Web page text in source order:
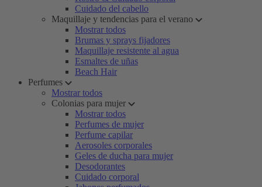
Cuidado del cabello
Maquillaje y tendencias para el verano
Mostrar todos
Brumas y sprays fijadores
Maquillaje resistente al agua
Esmaltes de uñas
Beach Hair
Perfumes
Mostrar todos
Colonias para mujer
Mostrar todos
Perfumes de mujer
Perfume capilar
Aerosoles corporales
Geles de ducha para mujer
Desodorantes
Cuidado corporal